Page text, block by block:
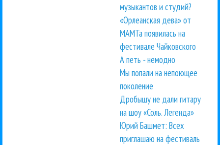
музыкантов и студий?
«Орлеанская дева» от
МАМТа появилась на
фестивале Чайковского
А петь - немодно
Мы попали на непоющее
поколение
Дробышу не дали гитару
на шоу «Соль. Легенда»
Юрий Башмет: Всех
приглашаю на фестиваль